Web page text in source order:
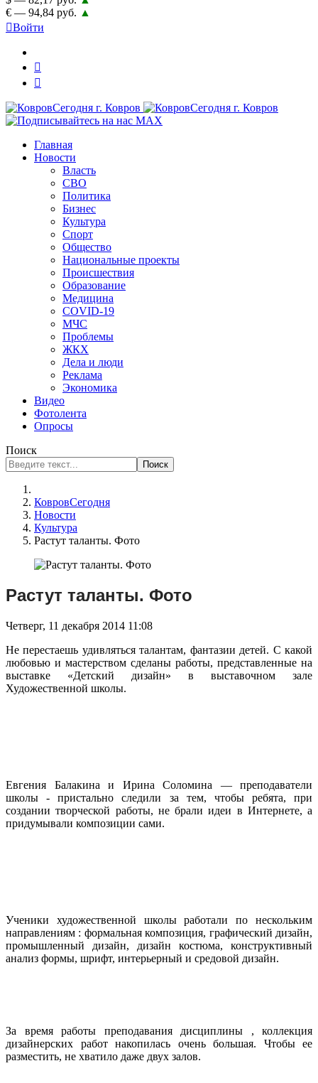
€ — 94,84 руб. ▲
Войти
Главная
Новости
Власть
СВО
Политика
Бизнес
Культура
Спорт
Общество
Национальные проекты
Происшествия
Образование
Медицина
COVID-19
МЧС
Проблемы
ЖКХ
Дела и люди
Реклама
Экономика
Видео
Фотолента
Опросы
Поиск
Поиск
КовровСегодня
Новости
Культура
Растут таланты. Фото
Растут таланты. Фото
Четверг, 11 декабря 2014 11:08
Не перестаешь удивляться талантам, фантазии детей. С какой
любовью и мастерством сделаны работы, представленные на
выставке «Детский дизайн» в выставочном зале
Художественной школы.
Евгения Балакина и Ирина Соломина — преподаватели
школы - пристально следили за тем, чтобы ребята, при
создании творческой работы, не брали идеи в Интернете, а
придумывали композиции сами.
Ученики художественной школы работали по нескольким
направлениям : формальная композиция, графический дизайн,
промышленный дизайн, дизайн костюма, конструктивный
анализ формы, шрифт, интерьерный и средовой дизайн.
За время работы преподавания дисциплины , коллекция
дизайнерских работ накопилась очень большая. Чтобы ее
разместить, не хватило даже двух залов.